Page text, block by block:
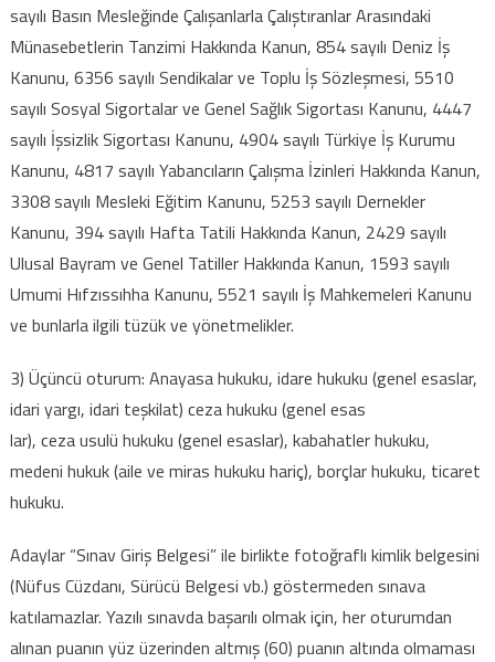
sayılı Basın Mesleğinde Çalışanlarla Çalıştıranlar Arasındaki
Münasebetlerin Tanzimi Hakkında Kanun, 854 sayılı Deniz İş
Kanunu, 6356 sayılı Sendikalar ve Toplu İş Sözleşmesi, 5510
sayılı Sosyal Sigortalar ve Genel Sağlık Sigortası Kanunu, 4447
sayılı İşsizlik Sigortası Kanunu, 4904 sayılı Türkiye İş Kurumu
Kanunu, 4817 sayılı Yabancıların Çalışma İzinleri Hakkında Kanun,
3308 sayılı Mesleki Eğitim Kanunu, 5253 sayılı Dernekler
Kanunu, 394 sayılı Hafta Tatili Hakkında Kanun, 2429 sayılı
Ulusal Bayram ve Genel Tatiller Hakkında Kanun, 1593 sayılı
Umumi Hıfzıssıhha Kanunu, 5521 sayılı İş Mahkemeleri Kanunu
ve bunlarla ilgili tüzük ve yönetmelikler.
3) Üçüncü oturum: Anayasa hukuku, idare hukuku (genel esaslar,
idari yargı, idari teşkilat) ceza hukuku (genel esas
lar), ceza usulü hukuku (genel esaslar), kabahatler hukuku,
medeni hukuk (aile ve miras hukuku hariç), borçlar hukuku, ticaret
hukuku.
Adaylar “Sınav Giriş Belgesi” ile birlikte fotoğraflı kimlik belgesini
(Nüfus Cüzdanı, Sürücü Belgesi vb.) göstermeden sınava
katılamazlar. Yazılı sınavda başarılı olmak için, her oturumdan
alınan puanın yüz üzerinden altmış (60) puanın altında olmaması